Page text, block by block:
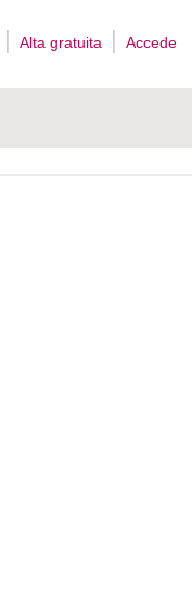
Alta gratuita Accede